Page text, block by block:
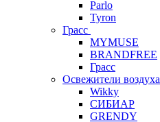
Parlo
Tyron
Грасс
MYMUSE
BRANDFREE
Грасс
Освежители воздуха
Wikky
СИБИАР
GRENDY